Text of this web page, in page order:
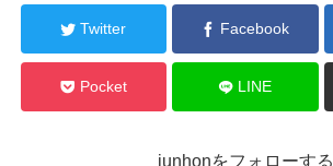
Twitter Facebook
Pocket LINE
junhonをフォローする